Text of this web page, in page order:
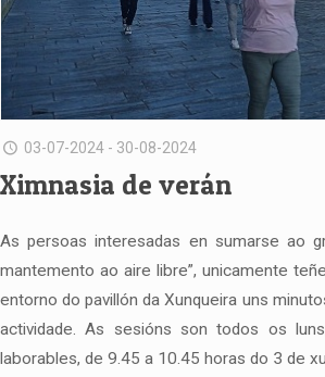
03-07-2024 - 30-08-2024
Ximnasia de verán
As persoas interesadas en sumarse ao
mantemento ao aire libre”, unicamente
entorno do pavillón da Xunqueira uns
actividade. As sesións son todos os
laborables, de 9.45 a 10.45 horas do 3 de